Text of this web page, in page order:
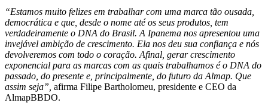
“Estamos muito felizes em trabalhar com uma marca tão ousada,
democrática e que, desde o nome até os seus produtos, tem
verdadeiramente o DNA do Brasil. A Ipanema nos apresentou uma
invejável ambição de crescimento. Ela nos deu sua confiança e nós
devolveremos com todo o coração. Afinal, gerar crescimento
exponencial para as marcas com as quais trabalhamos é o DNA do
passado, do presente e, principalmente, do futuro da Almap. Que
assim seja”, afirma Filipe Bartholomeu, presidente e CEO da
AlmapBBDO.